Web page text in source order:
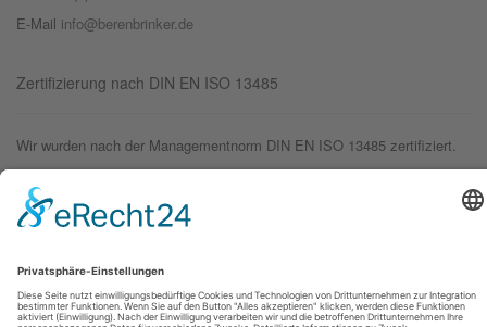
E-Mail info@berenbrinker.de
Zertifizierung nach DIN EN ISO 13485
Wir wurden nach der Managementnorm DIN EN ISO 13485 zertifiziert.
© 2019 – Berenbrinker Service GmbH
Impressum Datenschutzerklärung Login Logout